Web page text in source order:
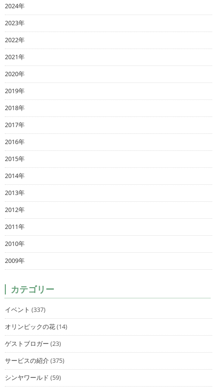
2024年
2023年
2022年
2021年
2020年
2019年
2018年
2017年
2016年
2015年
2014年
2013年
2012年
2011年
2010年
2009年
カテゴリー
イベント (337)
オリンピックの花(14)
ゲストブロガー (23)
サービスの紹介(375)
シンヤワールド (59)